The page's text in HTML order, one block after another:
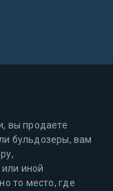
вы продаете
бульдозеры, вам
иной
то место, где